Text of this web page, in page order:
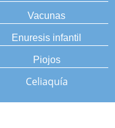
Vacunas
Enuresis infantil
Piojos
Celiaquía